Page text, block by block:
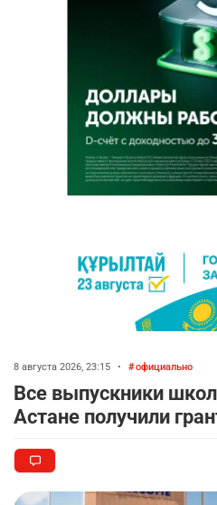
8 августа 2026, 23:15 • официально
Все выпускники
Астане получили